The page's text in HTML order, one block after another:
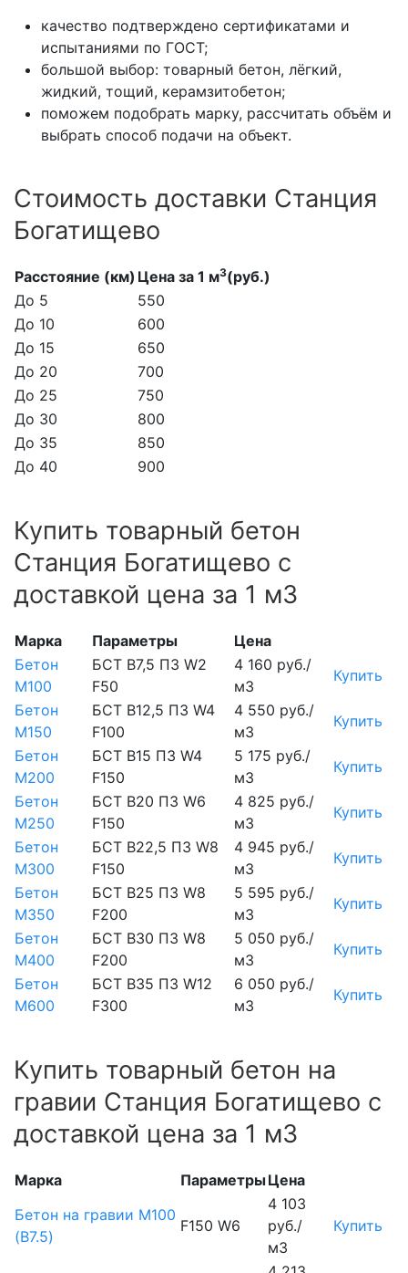
качество подтверждено сертификатами и
испытаниями по ГОСТ;
большой выбор: товарный бетон, лёгкий,
жидкий, тощий, керамзитобетон;
поможем подобрать марку, рассчитать объём и
выбрать способ подачи на объект.
Стоимость доставки Станция
Богатищево
Расстояние (км) Цена за 1 м3(руб.)
До 5
550
До 10
600
До 15
650
До 20
700
До 25
750
До 30
800
До 35
850
До 40
900
Купить товарный бетон
Станция Богатищево с
доставкой цена за 1 м3
Марка Параметры
Цена
Бетон
М100
БСТ В7,5 П3 W2
F50
4 160 руб./
м3
Купить
Бетон
М150
БСТ В12,5 П3 W4
F100
4 550 руб./
м3
Купить
Бетон
М200
БСТ В15 П3 W4
F150
5 175 руб./
м3
Купить
Бетон
М250
БСТ В20 П3 W6
F150
4 825 руб./
м3
Купить
Бетон
М300
БСТ В22,5 П3 W8
F150
4 945 руб./
м3
Купить
Бетон
М350
БСТ В25 П3 W8
F200
5 595 руб./
м3
Купить
Бетон
М400
БСТ В30 П3 W8
F200
5 050 руб./
м3
Купить
Бетон
М600
БСТ В35 П3 W12
F300
6 050 руб./
м3
Купить
Купить товарный бетон на
гравии Станция Богатищево с
доставкой цена за 1 м3
Марка ПараметрыЦена
Бетон на гравии М100
(B7.5)
F150 W6
4 103
руб./
м3
Купить